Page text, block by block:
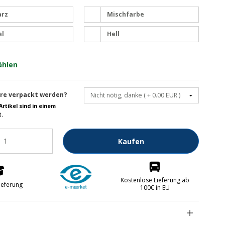
FREE
Obstmesser
Papiermesser
Mischfarbe
Hell
verpackt werden?
sind in einem
Kaufen
Kostenlose Lieferung ab
100€ in EU